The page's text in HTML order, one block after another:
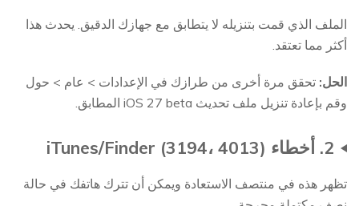
الملف الذي قمت بتنزيله لا يتطابق مع جهازك الدقيق. يحدث هذا
أكثر مما تعتقد.
الحل: تحقق مرة أخرى من طرازك في الإعدادات > عام > حول
وقم بإعادة تنزيل ملف تحديث iOS 27 beta المطابق.
2. أخطاء iTunes/Finder (3194، 4013)
تظهر هذه في منتصف الاستعادة ويمكن أن تترك هاتفك في حالة